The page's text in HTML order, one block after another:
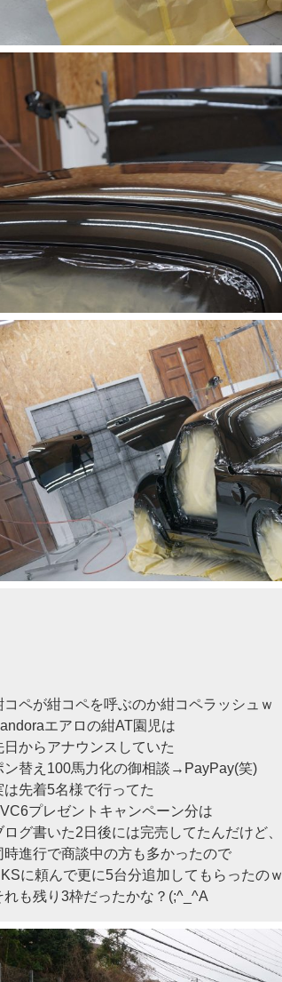
コペが紺コペを呼ぶのか紺コペラッシュｗ
エアロの紺AT園児は
日からアナウンスしていた
ン替え100馬力化の御相談→PayPay(笑)
は先着5名様で行ってた
プレゼントキャンペーン分は
ログ書いた2日後には完売してたんだけど、
時進行で商談中の方も多かったので
に頼んで更に5台分追加してもらったのｗ
れも残り3枠だったかな？(;^_^A